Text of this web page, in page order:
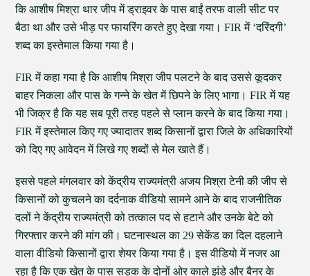
कि आशीष मिश्रा थार जीप में ड्राइवर के पास बाईं तरफ वाली सीट पर
बैठा था और उसे भीड़ पर फायरिंग करते हुए देखा गया। FIR में ‘दरिंदगी’
शब्द का इस्तेमाल किया गया है।
FIR में कहा गया है कि आशीष मिश्रा जीप पलटने के बाद उससे कूदकर
बाहर निकला और पास के गन्ने के खेत में छिपने के लिए भागा। FIR में यह
भी जिक्र है कि यह सब पूरी तरह पहले से प्लान करने के बाद किया गया।
FIR में इस्तेमाल किए गए ज्यादातर शब्द किसानों द्वारा जिले के अधिकारियों
को दिए गए आवेदन में लिखे गए शब्दों से मेल खाते हैं।
इससे पहले मंगलवार को केंद्रीय राज्यमंत्री अजय मिश्रा टेनी की जीप से
किसानों को कुचलने का दर्दनाक वीडियो सामने आने के बाद राजनीतिक
दलों ने केंद्रीय राज्यमंत्री को तत्काल पद से हटाने और उनके बेटे को
गिरफ्तार करने की मांग की। घटनास्थल का 29 सेकेंड का दिल दहलाने
वाला वीडियो किसानों द्वारा शेयर किया गया है। इस वीडियो में नजर आ
रहा है कि एक खेत के पास सड़क के दोनों ओर काले झंडे और बैनर के